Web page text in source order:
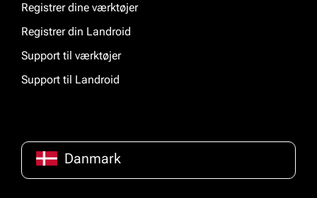
Registrer dine værktøjer
Registrer din Landroid
Support til værktøjer
Support til Landroid
Danmark